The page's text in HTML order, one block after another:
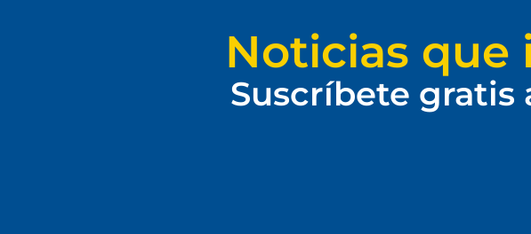
Noticias que
Suscríbete gratis